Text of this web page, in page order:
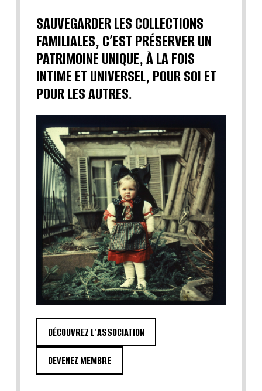
SAUVEGARDER LES COLLECTIONS
FAMILIALES, C’EST PRÉSERVER UN
PATRIMOINE UNIQUE, À LA FOIS
INTIME ET UNIVERSEL, POUR SOI ET
POUR LES AUTRES.
DÉCOUVREZ L'ASSOCIATION
DEVENEZ MEMBRE